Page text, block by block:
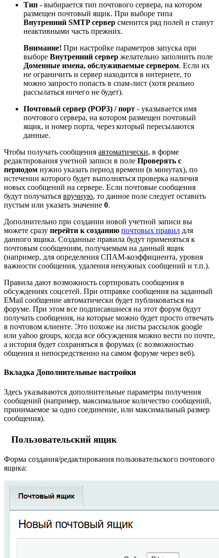
Тип - выбирается тип почтового сервера, на котором
размещен почтовый ящик. При выборе типа
Внутренний SMTP сервер сменится ряд полей и станут
неактивными часть прежних.
Внимание! При настройке параметров запуска при
выборе Внутренний сервер желательно заполнить поле
Доменные имена, обслуживаемые сервером. Если их
не ограничить и сервер находится в интернете, то
можно запросто попасть в спам-лист (хотя реально
рассылаться ничего не будет).
Почтовый сервер (POP3) / порт - указывается имя
почтового сервера, на котором размещен почтовый
ящик, и номер порта, через который пересылаются
данные.
Чтобы получать сообщения автоматически, в форме
редактирования учетной записи в поле Проверять с
периодом нужно указать период времени (в минутах), по
истечении которого будет выполняться проверка наличия
новых сообщений на сервере. Если почтовые сообщения
будут получаться вручную, то данное поле следует оставить
пустым или указать значение 0.
Дополнительно при создании новой учетной записи вы
можете сразу перейти к созданию почтовых правил для
данного ящика. Созданные правила будут применяться к
почтовым сообщениям, получаемым на данный ящик
(например, для определения СПАМ-коэффициента, уровня
важности сообщения, удаления ненужных сообщений и т.п.).
Правила дают возможность сортировать сообщения в
обсуждениях соцсетей. При отправке сообщения на заданный
EMail сообщение автоматически будет публиковаться на
форуме. При этом все подписавшиеся на этот форум будут
получать сообщения, на которые можно будет просто отвечать
в почтовом клиенте. Это похоже на листы рассылок google
или yahoo groups, когда все обсуждения можно вести по почте,
а история будет сохраняться в форумах (с возможностью
общения и непосредственно на самом форуме через веб).
Вкладка Дополнительные настройки
Здесь указываются дополнительные параметры получения
сообщений (например, максимальное количество сообщений,
принимаемое за одно соединение, или максимальный размер
сообщения).
Пользовательский ящик
Форма создания/редактирования пользовательского почтового
ящика: